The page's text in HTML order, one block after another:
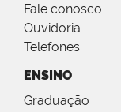
Fale conosco
Ouvidoria
Telefones
ENSINO
Graduação